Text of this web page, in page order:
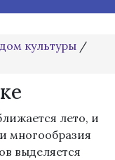
культуры /
лето, и
многообразия
выделяется